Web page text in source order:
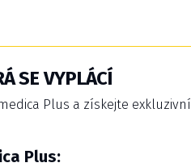
SE VYPLÁCÍ
Plus a získejte exkluzivní
Plus: